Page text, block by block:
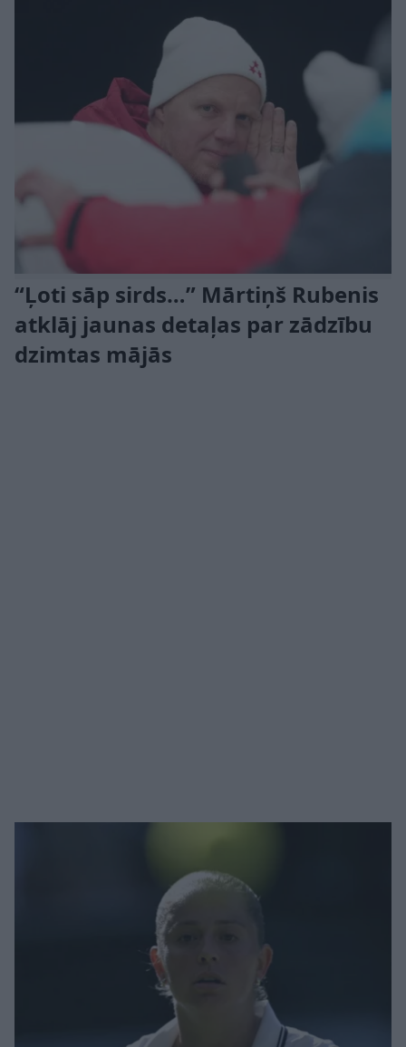
“Ļoti sāp sirds…” Mārtiņš Rubenis
atklāj jaunas detaļas par zādzību
dzimtas mājās